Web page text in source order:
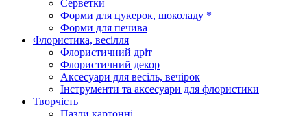
Серветки
Форми для цукерок, шоколаду *
Форми для печива
Флористика, весілля
Флористичний дріт
Флористичний декор
Аксесуари для весіль, вечірок
Інструменти та аксесуари для флористики
Творчість
Пазли картонні